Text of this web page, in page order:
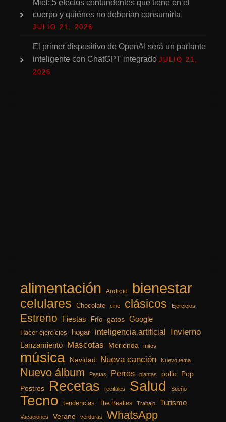
Miel: 5 efectos contundentes que tiene en el
cuerpo y quiénes no deberían consumirla
JULIO 21, 2026
El primer dispositivo de OpenAI será un parlante
inteligente con ChatGPT integrado JULIO 21,
2026
alimentación Android bienestar
celulares Chocolate cine clásicos Ejercicios
Estreno Fiestas Frío gatos Google
Hacer ejercicios hogar inteligencia artificial Invierno
Lanzamiento Mascotas Merienda mitos
música Navidad Nueva canción Nuevo tema
Nuevo álbum Pastas Perros plantas pollo
Pop
Postres
Recetas recitales Salud Sueño
Tecno tendencias The Beatles Trabajo Turismo
Vacaciones Verano verduras WhatsApp